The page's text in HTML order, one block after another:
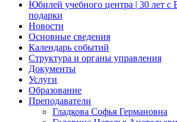
Юбилей учебного центра | 30 лет
подарки
Новости
Основные сведения
Календарь событий
Структура и органы управления
Документы
Услуги
Образование
Преподаватели
Гладкова Софья Германовна